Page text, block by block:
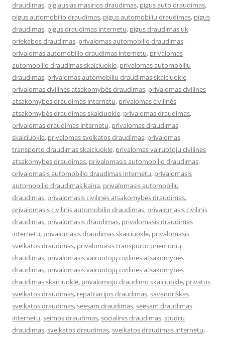
draudimas, pigiausias masinos draudimas, pigus auto draudimas,
pigus automobilio draudimas, pigus automobiliu draudimas, pigus
draudimas, pigus draudimas internetu, pigus draudimas uk,
priekabos draudimas, privalomas automobilio draudimas,
privalomas automobilio draudimas internetu, privalomas
automobilio draudimas skaiciuokle, privalomas automobiliu
draudimas, privalomas automobiliu draudimas skaiciuokle,
privalomas civilinės atsakomybės draudimas, privalomas civilines
atsakomybes draudimas internetu, privalomas civilinės
atsakomybės draudimas skaiciuokle, privalomas draudimas,
privalomas draudimas internetu, privalomas draudimas
skaiciuokle, privalomas sveikatos draudimas, privalomas
transporto draudimas skaiciuokle, privalomas vairuotoju civilines
atsakomybes draudimas, privalomasis automobilio draudimas,
privalomasis automobilio draudimas internetu, privalomasis
automobilio draudimas kaina, privalomasis automobiliu
draudimas, privalomasis civilinės atsakomybės draudimas,
privalomasis civilinis automobilio draudimas, privalomasis civilinis
draudimas, privalomasis draudimas, privalomasis draudimas
internetu, privalomasis draudimas skaiciuokle, privalomasis
sveikatos draudimas, privalomasis transporto priemonių
draudimas, privalomasis vairuotojų civilinės atsakomybės
draudimas, privalomasis vairuotojų civilinės atsakomybės
draudimas skaiciuokle, privalomojo draudimo skaiciuokle, privatus
sveikatos draudimas, repatriacijos draudimas,savanoriškas
sveikatos draudimas,seesam draudimas,seesam draudimas
internetu,seimos draudimas,socialinis draudimas,studiju
draudimas,sveikatos draudimas,sveikatos draudimas internetu,